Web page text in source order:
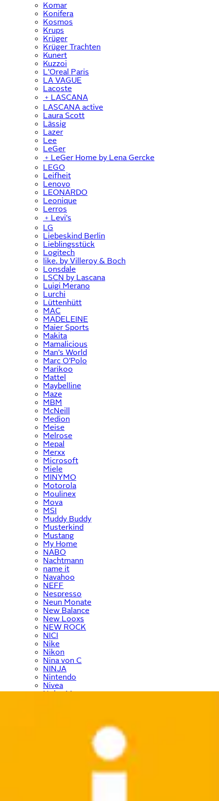
Komar
Konifera
Kosmos
Krups
Krüger
Krüger Trachten
Kunert
Kuzzoi
L'Oreal Paris
LA VAGUE
Lacoste
﹢ LASCANA
LASCANA active
Laura Scott
Lässig
Lazer
Lee
LeGer
﹢ LeGer Home by Lena Gercke
LEGO
Leifheit
Lenovo
LEONARDO
Leonique
Lerros
﹢ Levi's
LG
Liebeskind Berlin
Lieblingsstück
Logitech
like. by Villeroy & Boch
Lonsdale
LSCN by Lascana
Luigi Merano
Lurchi
Lüttenhütt
MAC
MADELEINE
Maier Sports
Makita
Mamalicious
Man's World
Marc O'Polo
Marikoo
Mattel
Maybelline
Maze
MBM
McNeill
Medion
Meise
Melrose
Mepal
Merxx
Microsoft
Miele
MINYMO
Motorola
Moulinex
Mova
MSI
Muddy Buddy
Musterkind
Mustang
My Home
NABO
Nachtmann
name it
Navahoo
NEFF
Nespresso
Neun Monate
New Balance
New Looxs
NEW ROCK
NICI
Nike
Nikon
Nina von C
NINJA
Nintendo
Nivea
Noisy May
Ocean Sportswear
ONE ELEMENT